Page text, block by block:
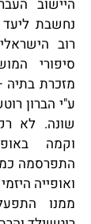
היישוב
נחשבת ליעד
רוב
סיפורי
מזכרת בתיה
ע"י הברון
שונה. לא
וקמה
התפרסמה
ואופייה
ממנו